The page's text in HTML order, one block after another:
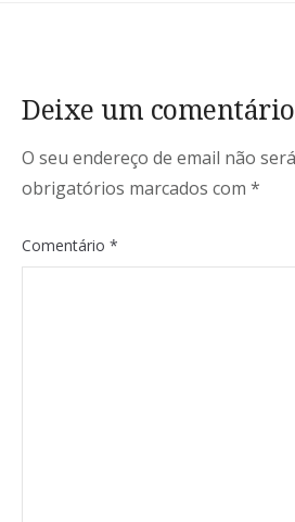
Deixe um comentário
O seu endereço de email não
obrigatórios marcados com *
Comentário *